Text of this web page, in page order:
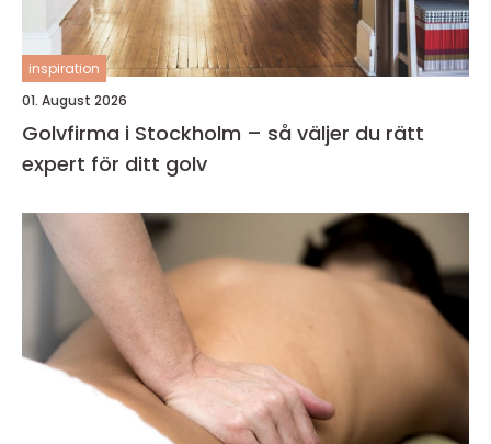
inspiration
01. August 2026
Golvfirma i Stockholm – så väljer du rätt
expert för ditt golv